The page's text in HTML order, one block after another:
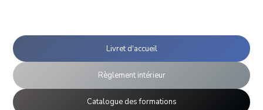
Livret d'accueil
Règlement intérieur
Catalogue des formations